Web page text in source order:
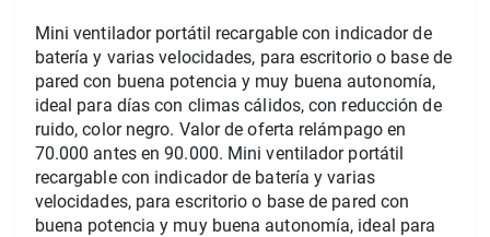
Mini ventilador portátil recargable con indicador de
batería y varias velocidades, para escritorio o base de
pared con buena potencia y muy buena autonomía,
ideal para días con climas cálidos, con reducción de
ruido, color negro. Valor de oferta relámpago en
70.000 antes en 90.000. Mini ventilador portátil
recargable con indicador de batería y varias
velocidades, para escritorio o base de pared con
buena potencia y muy buena autonomía, ideal para